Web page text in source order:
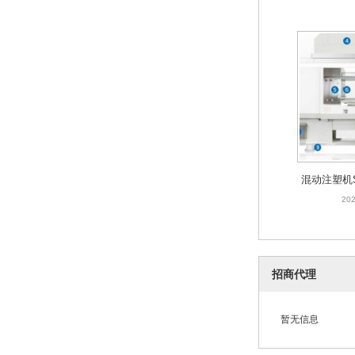
混动注塑机
混动注塑
招商代理
暂无信息